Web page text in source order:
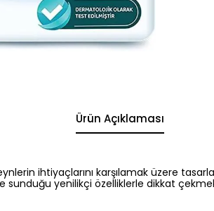
Ürün Açıklaması
ihtiyaçlarını karşılamak üzere
yenilikçi özelliklerle dikkat